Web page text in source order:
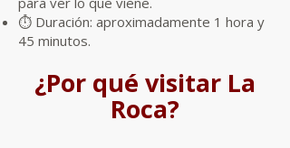
⏱ Duración: aproximadamente 1 hora y
45 minutos.
¿Por qué visitar La
Roca?